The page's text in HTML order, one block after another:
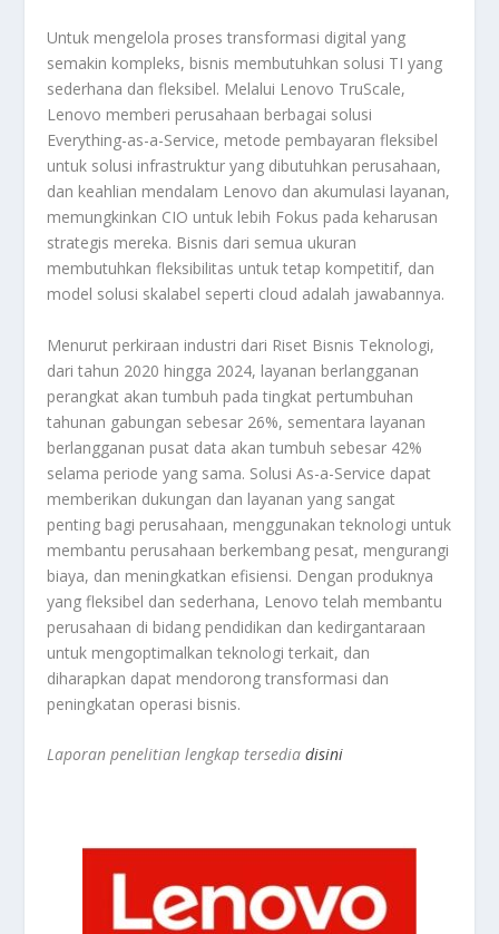
Untuk mengelola proses transformasi digital yang
semakin kompleks, bisnis membutuhkan solusi TI yang
sederhana dan fleksibel. Melalui Lenovo TruScale,
Lenovo memberi perusahaan berbagai solusi
Everything-as-a-Service, metode pembayaran fleksibel
untuk solusi infrastruktur yang dibutuhkan perusahaan,
dan keahlian mendalam Lenovo dan akumulasi layanan,
memungkinkan CIO untuk lebih Fokus pada keharusan
strategis mereka. Bisnis dari semua ukuran
membutuhkan fleksibilitas untuk tetap kompetitif, dan
model solusi skalabel seperti cloud adalah jawabannya.
Menurut perkiraan industri dari Riset Bisnis Teknologi,
dari tahun 2020 hingga 2024, layanan berlangganan
perangkat akan tumbuh pada tingkat pertumbuhan
tahunan gabungan sebesar 26%, sementara layanan
berlangganan pusat data akan tumbuh sebesar 42%
selama periode yang sama. Solusi As-a-Service dapat
memberikan dukungan dan layanan yang sangat
penting bagi perusahaan, menggunakan teknologi untuk
membantu perusahaan berkembang pesat, mengurangi
biaya, dan meningkatkan efisiensi. Dengan produknya
yang fleksibel dan sederhana, Lenovo telah membantu
perusahaan di bidang pendidikan dan kedirgantaraan
untuk mengoptimalkan teknologi terkait, dan
diharapkan dapat mendorong transformasi dan
peningkatan operasi bisnis.
Laporan penelitian lengkap tersediadisini